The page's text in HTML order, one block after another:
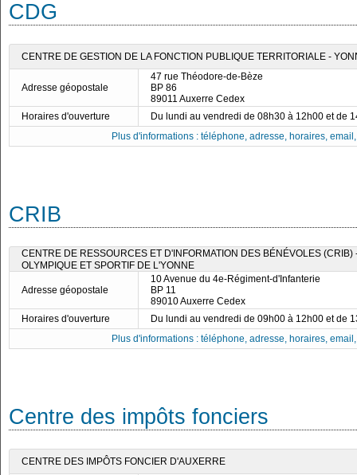
CDG
CENTRE DE GESTION DE LA FONCTION PUBLIQUE TERRITORIALE -
Adresse géopostale
47 rue Théodore-de-Bèze
BP 86
89011 Auxerre Cedex
Horaires d'ouverture
Du lundi au vendredi de 08h30 à 12h00 et de
Plus d'informations : téléphone, adresse, horaires,
CRIB
CENTRE DE RESSOURCES ET D'INFORMATION DES BÉNÉVOLES (CRIB)
OLYMPIQUE ET SPORTIF DE L'YONNE
Adresse géopostale
10 Avenue du 4e-Régiment-d'Infanterie
BP 11
89010 Auxerre Cedex
Horaires d'ouverture
Du lundi au vendredi de 09h00 à 12h00 et de
Plus d'informations : téléphone, adresse, horaires,
Centre des impôts fonciers
CENTRE DES IMPÔTS FONCIER D'AUXERRE